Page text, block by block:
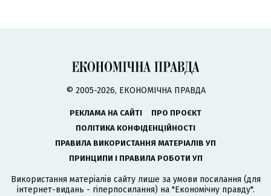
© 2005-2026, ЕКОНОМІЧНА ПРАВДА
РЕКЛАМА НА САЙТІ
ПРО ПРОЄКТ
ПОЛІТИКА КОНФІДЕНЦІЙНОСТІ
ПРАВИЛА ВИКОРИСТАННЯ МАТЕРІАЛІВ УП
ПРИНЦИПИ І ПРАВИЛА РОБОТИ УП
Використання матеріалів сайту лише за умови посилання (для
інтернет-видань - гіперпосилання) на "Економічну правду".